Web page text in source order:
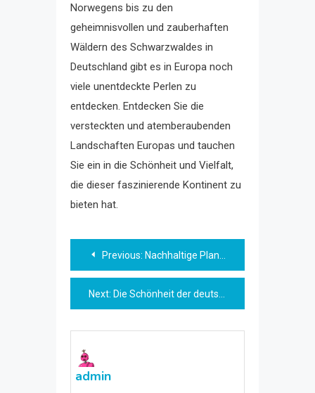
Norwegens bis zu den
geheimnisvollen und zauberhaften
Wäldern des Schwarzwaldes in
Deutschland gibt es in Europa noch
viele unentdeckte Perlen zu
entdecken. Entdecken Sie die
versteckten und atemberaubenden
Landschaften Europas und tauchen
Sie ein in die Schönheit und Vielfalt,
die dieser faszinierende Kontinent zu
bieten hat.
Beitragsnavigation
Previous: Nachhaltige Planung und Gestaltung von Stadtlandschaften
Next: Die Schönheit der deutschen Landschaften
admin